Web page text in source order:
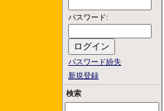
パスワード:
パスワード紛失
新規登録
検索